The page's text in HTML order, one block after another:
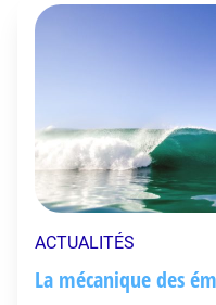
ACTUALITÉS
La mécanique des